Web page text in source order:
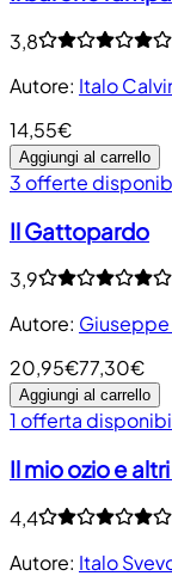
3,8
Autore: Italo
14,55€
Aggiungi al carrello
3 offerte
Il Gattopardo
3,9
Autore: Giuseppe
20,95€77,30€
Aggiungi al carrello
1 offerta
Il mio ozio e
4,4
Autore: Italo